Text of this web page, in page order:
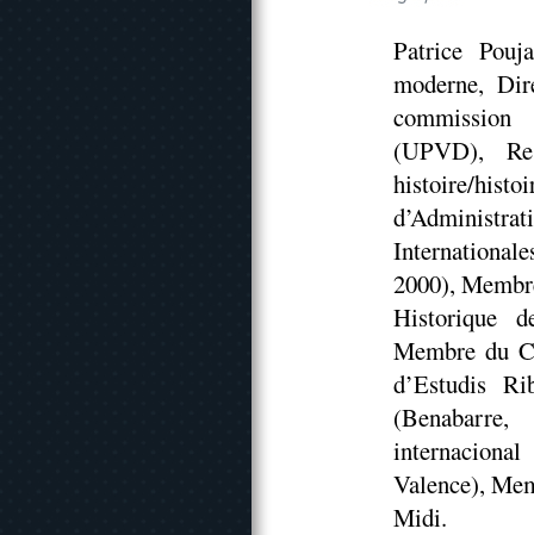
Patrice
moderne,
(UPVD),
histoire/
2000),
Historique
Membre du
d’Estudis
Valence),
Midi.